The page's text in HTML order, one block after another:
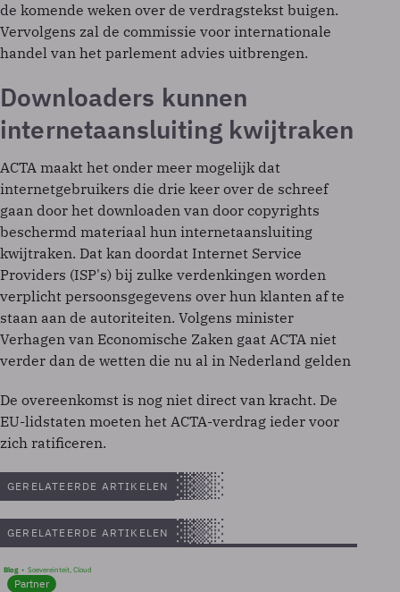
de komende weken over de verdragstekst buigen.
Vervolgens zal de commissie voor internationale
handel van het parlement advies uitbrengen.
Downloaders kunnen
internetaansluiting kwijtraken
ACTA maakt het onder meer mogelijk dat
internetgebruikers die drie keer over de schreef
gaan door het downloaden van door copyrights
beschermd materiaal hun internetaansluiting
kwijtraken. Dat kan doordat Internet Service
Providers (ISP's) bij zulke verdenkingen worden
verplicht persoonsgegevens over hun klanten af te
staan aan de autoriteiten. Volgens minister
Verhagen van Economische Zaken gaat ACTA niet
verder dan de wetten die nu al in Nederland gelden
De overeenkomst is nog niet direct van kracht. De
EU-lidstaten moeten het ACTA-verdrag ieder voor
zich ratificeren.
GERELATEERDE ARTIKELEN
GERELATEERDE ARTIKELEN
Blog Soevereinteit, Cloud
Partner